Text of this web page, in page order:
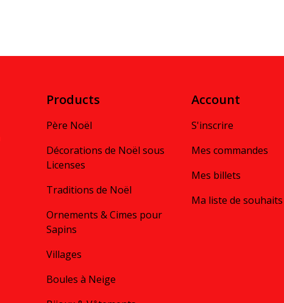
Products
Père Noël
Décorations de Noël sous
Licenses
Traditions de Noël
Ornements & Cimes pour
Sapins
Villages
Boules à Neige
Account
S'inscrire
Mes commandes
Mes billets
Ma liste de souhaits